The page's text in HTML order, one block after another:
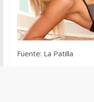
Fuente: La Patilla